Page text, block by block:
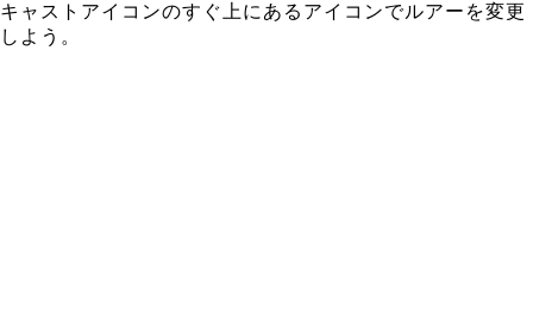
キャストアイコンのすぐ上にあるアイコンでルアーを変更
しよう。